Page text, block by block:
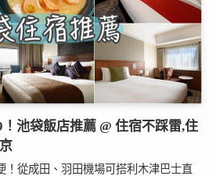
池袋飯店推薦 @ 住宿不踩雷,住
！從成田、羽田機場可搭利木津巴士直